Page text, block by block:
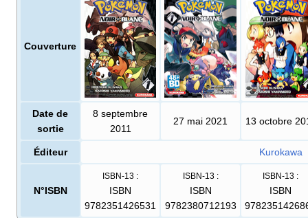
Couverture
Date de
sortie
8 septembre
2011
27 mai 2021 13 octobre
Éditeur Kurokawa
N°ISBN
ISBN-13 :
ISBN
9782351426531
ISBN-13 :
ISBN
9782380712193
ISBN-13 :
ISBN